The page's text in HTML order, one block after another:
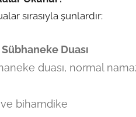
sırasıyla şunlardır:
Duası
duası, normal
bihamdike